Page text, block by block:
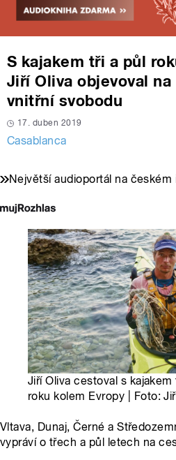
S kajakem tři a půl
Jiří Oliva objevoval
vnitřní svobodu
17. duben 2019
Casablanca
Největší audioportál na českém
Jiří Oliva cestoval s kajakem
roku kolem Evropy | Foto:
Vltava, Dunaj, Černé a
vypráví o třech a půl letech na